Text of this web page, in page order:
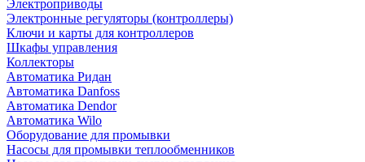
Электроприводы
Электронные регуляторы (контроллеры)
Ключи и карты для контроллеров
Шкафы управления
Коллекторы
Автоматика Ридан
Автоматика Danfoss
Автоматика Dendor
Автоматика Wilo
Оборудование для промывки
Насосы для промывки теплообменников